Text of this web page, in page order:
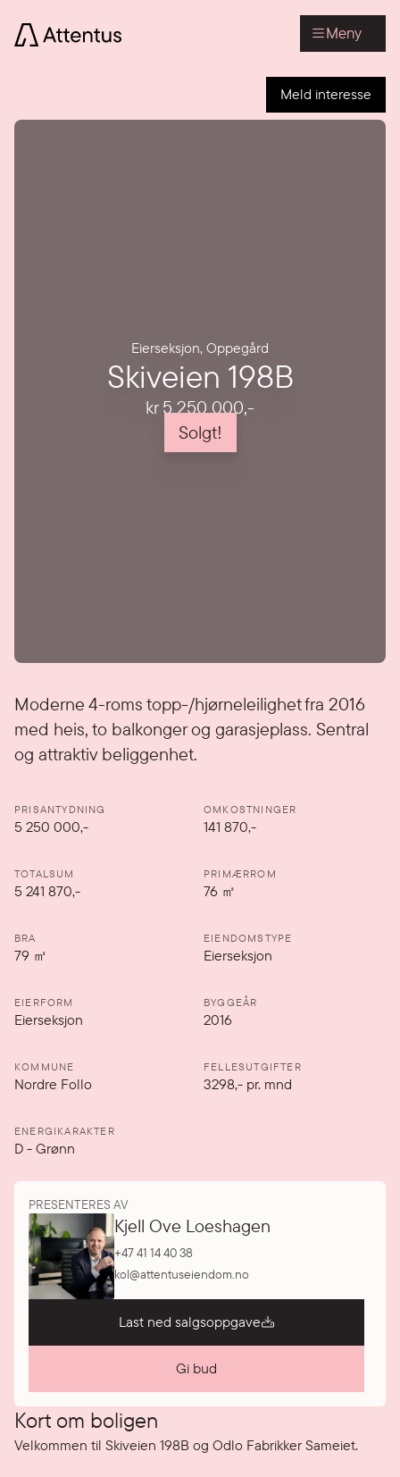
Meny
Meld interesse
Eierseksjon,Oppegård
Skiveien 198B
kr 5 250 000,-
Solgt!
Moderne 4-roms topp-/hjørneleilighet fra 2016
med heis, to balkonger og garasjeplass. Sentral
og attraktiv beliggenhet.
Detaljer
PRISANTYDNING
5 250 000,-
OMKOSTNINGER
141 870,-
TOTALSUM
5 241 870,-
PRIMÆRROM
76 ㎡
BRA
79 ㎡
EIENDOMSTYPE
Eierseksjon
EIERFORM
Eierseksjon
BYGGEÅR
2016
KOMMUNE
Nordre Follo
FELLESUTGIFTER
3298,- pr. mnd
ENERGIKARAKTER
D-Grønn
PRESENTERES AV
Kjell Ove Loeshagen
+47 41 14 40 38
kol@attentuseiendom.no
Last ned salgsoppgave
Gi bud
Kort om boligen
Velkommen til Skiveien 198B og Odlo Fabrikker Sameiet.